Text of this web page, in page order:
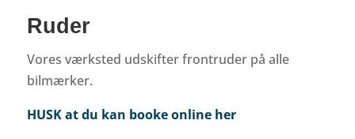
Ruder
Vores værksted udskifter frontruder på alle
bilmærker.
HUSK at du kan booke online her